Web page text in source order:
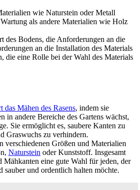
wie Naturstein oder Metall
als andere Materialien wie Holz
des Bodens, die Anforderungen an die
an die Installation des Materials
die eine Rolle bei der Wahl des Materials
das Mähen des Rasens, indem sie
in andere Bereiche des Gartens wächst,
Sie ermöglicht es, saubere Kanten zu
Graswuchs zu verhindern.
verschiedenen Größen und Materialien
Naturstein oder Kunststoff. Insgesamt
Mähkanten eine gute Wahl für jeden, der
sauber und ordentlich halten möchte.